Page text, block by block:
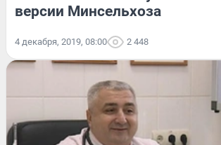
версии Минсельхоза
4 декабря, 2019, 08:00 2 448